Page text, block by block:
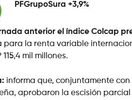
PFGrupoSura +3,9%
anterior el índice Colcap
para la renta variable
mil millones.
informa que, conjuntamente
aprobaron la escisión